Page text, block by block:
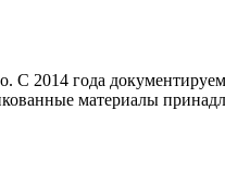
года
материалы